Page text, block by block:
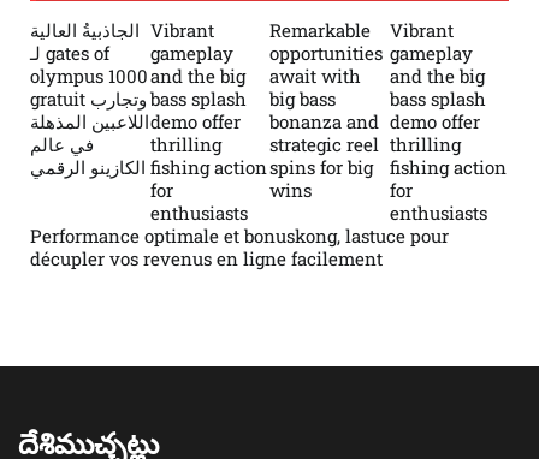
الجاذبيةُ العالية
لـ gates of
olympus 1000
gratuit وتجارب
اللاعبين المذهلة
في عالم
الكازينو الرقمي
Vibrant
gameplay
and the big
bass splash
demo offer
thrilling
fishing action
for
enthusiasts
Remarkable
opportunities
await with
big bass
bonanza and
strategic reel
spins for big
wins
Vibrant
gameplay
and the big
bass splash
demo offer
thrilling
fishing action
for
enthusiasts
Performance optimale et bonuskong, lastuce pour
décupler vos revenus en ligne facilement
దేశిముచ్చట్లు